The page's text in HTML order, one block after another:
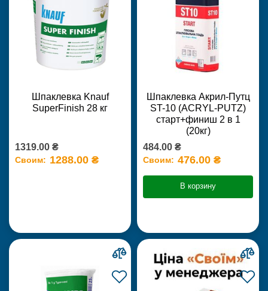
Шпаклевка Knauf
SuperFinish 28 кг
1319.00 ₴
Своим: 1288.00 ₴
Шпаклевка Акрил-Путц
ST-10 (ACRYL-PUTZ)
старт+финиш 2 в 1
(20кг)
484.00 ₴
Своим: 476.00 ₴
В корзину